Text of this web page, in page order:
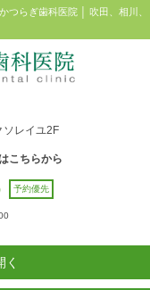
つらぎ歯科医院 │ 吹田、相川、
レイユ2F
こちらから
予約優先
く